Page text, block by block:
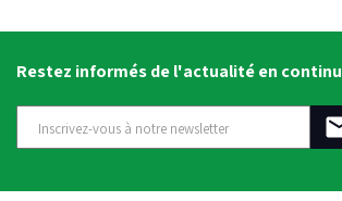
Restez informés de l'actualité en continu